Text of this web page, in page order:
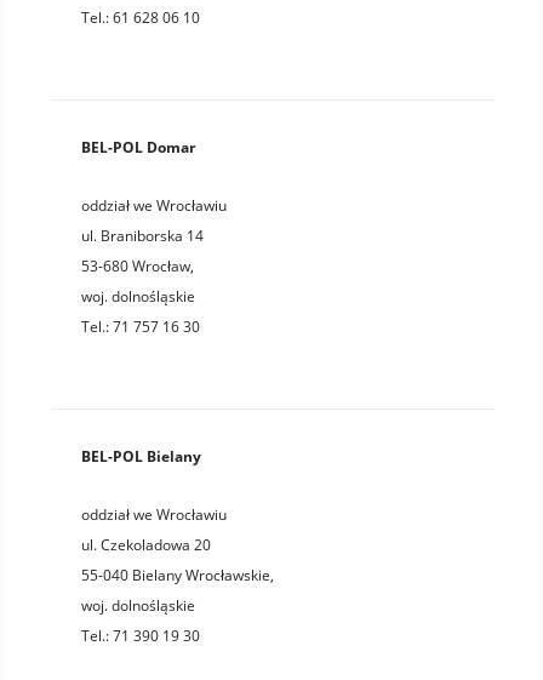
Tel.:61 628 06 10
BEL-POL Domar
oddział we Wrocławiu
ul. Braniborska 14
53-680Wrocław,
woj.dolnośląskie
Tel.:71 757 16 30
BEL-POL Bielany
oddział we Wrocławiu
ul. Czekoladowa 20
55-040 Bielany Wrocławskie,
woj.dolnośląskie
Tel.:71 390 19 30